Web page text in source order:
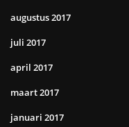
augustus 2017
juli 2017
april 2017
maart 2017
januari 2017